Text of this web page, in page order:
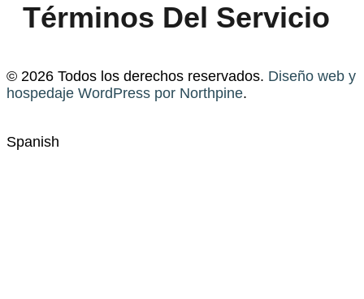
Términos Del Servicio
© 2026 Todos los derechos reservados. Diseño web y
hospedaje WordPress por Northpine.
Spanish